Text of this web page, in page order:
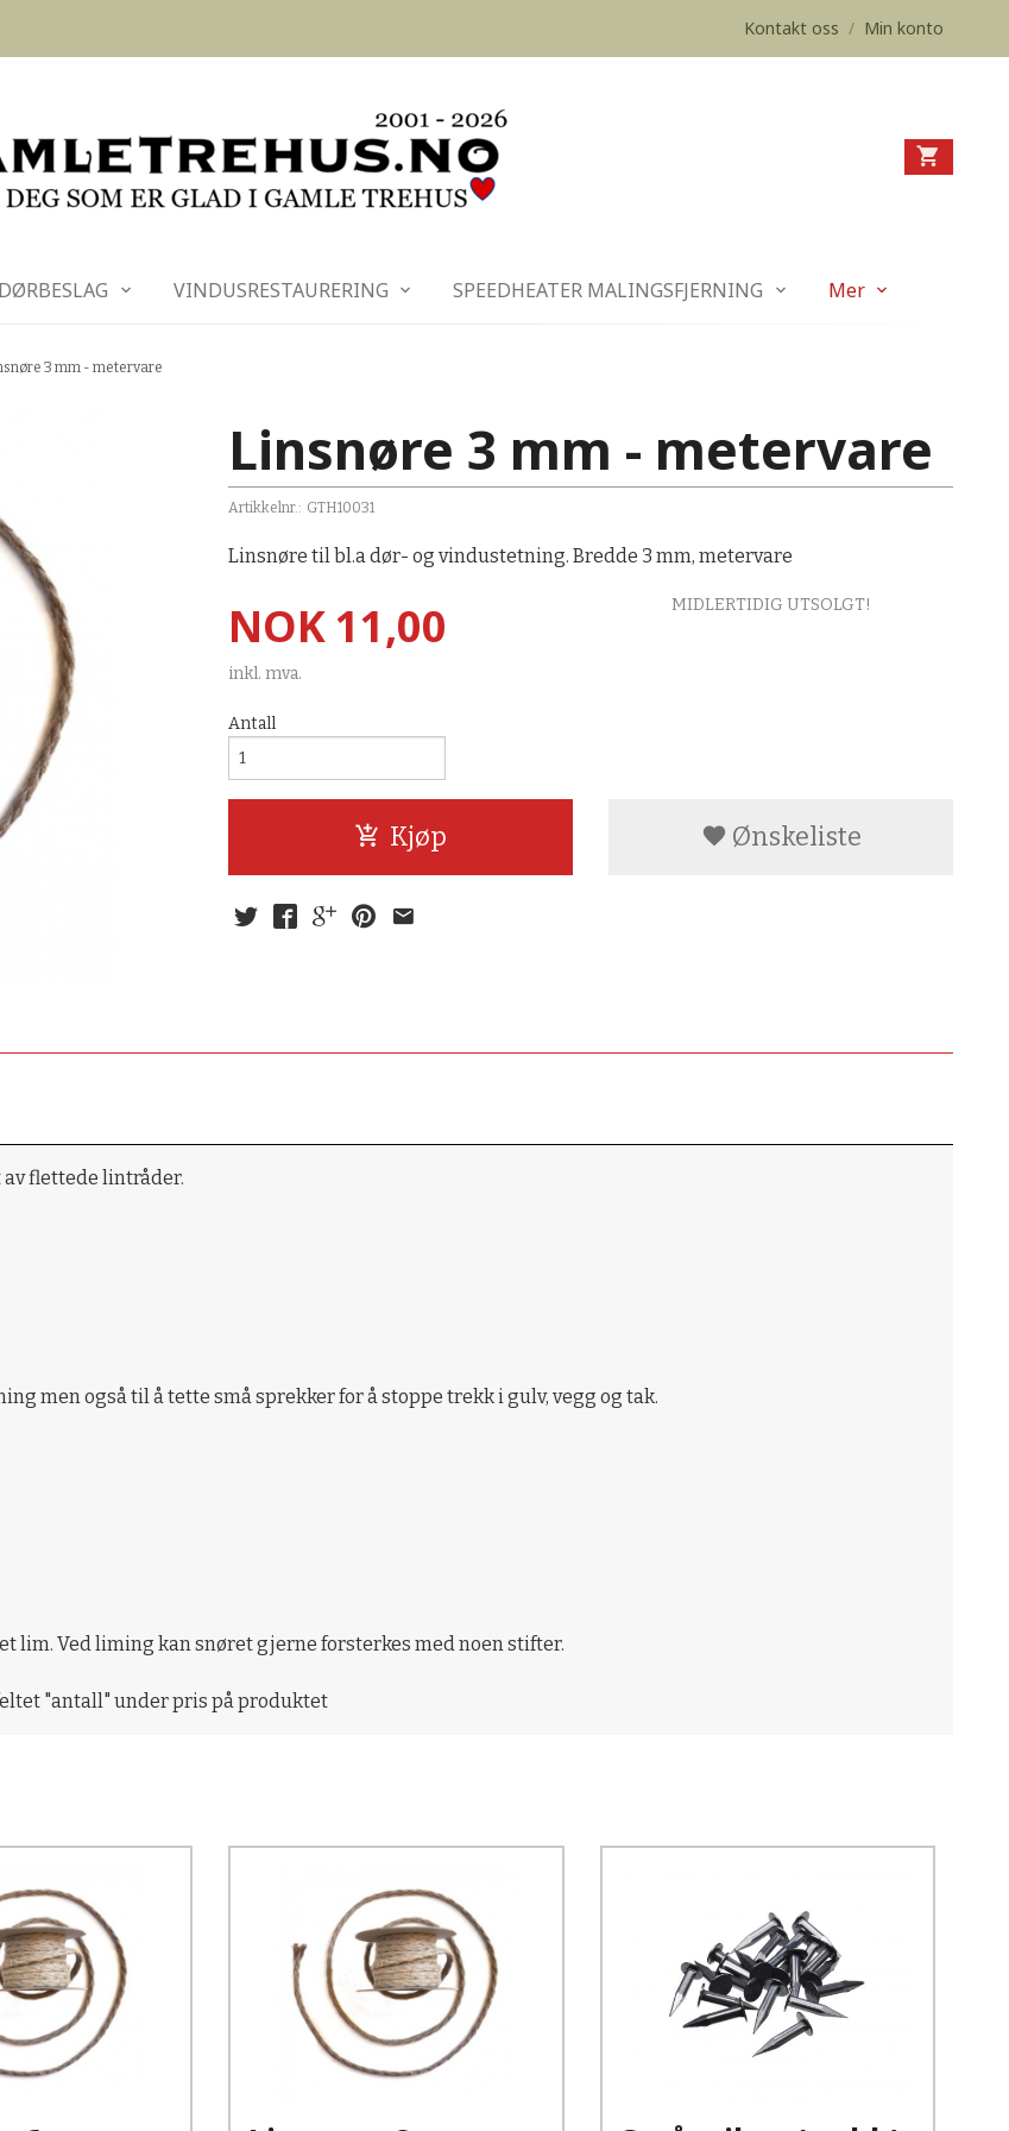
Kontakt oss / Min konto
VINDUSRESTAURERING SPEEDHEATER MALINGSFJERNING Mer
3 mm - metervare
Linsnøre 3 mm - metervare
Artikkelnr.: GTH10031
Linsnøre til bl.a dør- og vindustetning. Bredde 3 mm, metervare
Pris
NOK11,00
inkl. mva.
MIDLERTIDIG UTSOLGT!
Antall
Kjøp Ønskeliste
flettede lintråder.
men også til å tette små sprekker for å stoppe trekk i gulv, vegg og tak.
lim. Ved liming kan snøret gjerne forsterkes med noen stifter.
"antall" under pris på produktet
Kjøp
Les mer
Kjøp
Les mer
Kjøp
Les mer